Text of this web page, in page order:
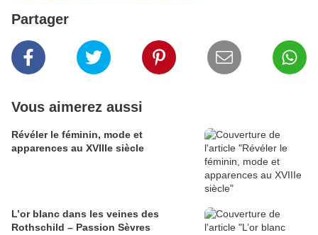
Partager
Vous aimerez aussi
​​​​​​​Révéler le féminin, mode et
apparences au XVIIIe siècle
L’or blanc dans les veines des
Rothschild – Passion Sèvres